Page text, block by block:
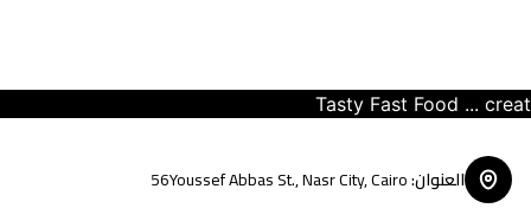
Tasty Fast Food ... create
العنوان:
56Youssef Abbas St., Nasr City, Cairo